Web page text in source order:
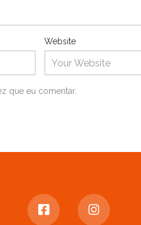
Website
que eu comentar.